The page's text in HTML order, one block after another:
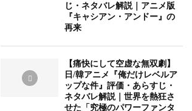
じ・ネタバレ解説｜アニメ版
『キャシアン・アンドー』の
再来
【痛快にして空虚な無双劇】
日/韓アニメ『俺だけレベルア
ップな件』評価・あらすじ・
ネタバレ解説｜世界を熱狂さ
せた「究極のパワーファンタ